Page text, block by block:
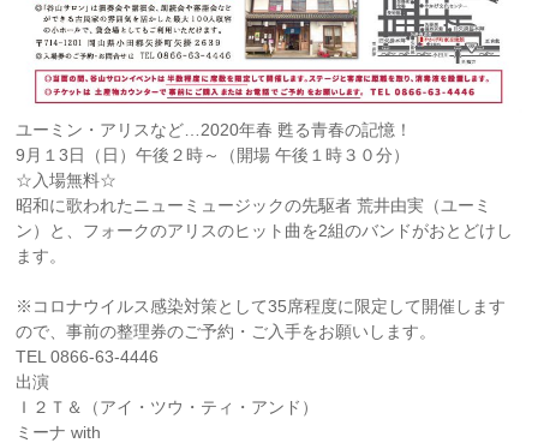
ユーミン・アリスなど…2020年春 甦る青春の記憶！
9月１3日（日）午後２時～（開場 午後１時３０分）
☆入場無料☆
昭和に歌われたニューミュージックの先駆者 荒井由実（ユーミ
ン）と、フォークのアリスのヒット曲を2組のバンドがおとどけし
ます。
※コロナウイルス感染対策として35席程度に限定して開催します
ので、事前の整理券のご予約・ご入手をお願いします。
TEL 0866-63-4446
出演
Ｉ２Ｔ＆（アイ・ツウ・ティ・アンド）
ミーナ with